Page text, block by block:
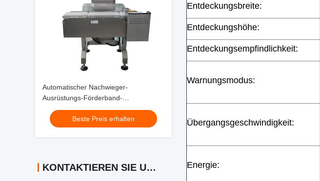
Automatischer Nachwieger-
Ausrüstungs-Förderband-
Kontrollwäger
Beste Preis erhalten
KONTAKTIEREN SIE UNS
Entdeckungsbreite:
Entdeckungshöhe:
Entdeckungsempfindlichkeit:
Warnungsmodus:
Übergangsgeschwindigkeit:
Energie: